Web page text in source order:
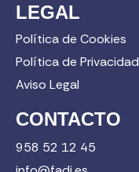
LEGAL
Política de Cookies
Política de Privacidad
Aviso Legal
CONTACTO
958 52 12 45